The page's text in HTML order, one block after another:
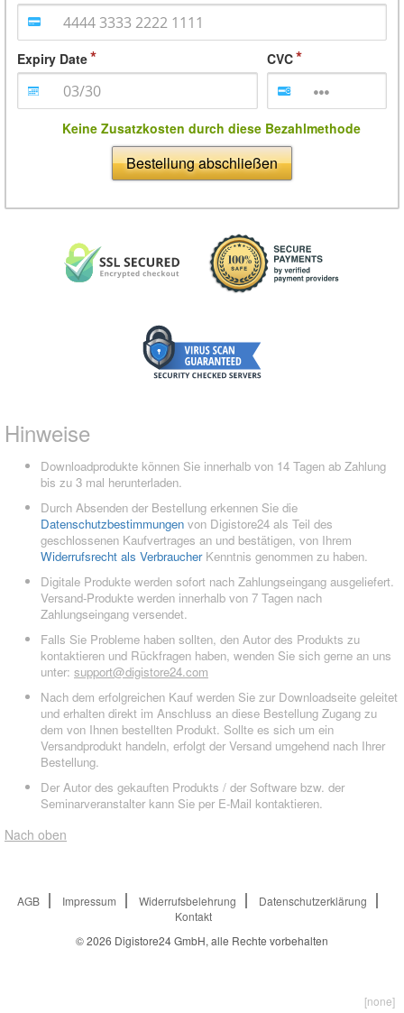
Expiry Date CVC
Keine Zusatzkosten durch diese Bezahlmethode
Bestellung abschließen
Hinweise
Downloadprodukte können Sie innerhalb von 14 Tagen ab Zahlung
bis zu 3 mal herunterladen.
Durch Absenden der Bestellung erkennen Sie die
Datenschutzbestimmungen von Digistore24 als Teil des
geschlossenen Kaufvertrages an und bestätigen, von Ihrem
Widerrufsrecht als VerbraucherKenntnis genommen zu haben.
Digitale Produkte werden sofort nach Zahlungseingang ausgeliefert.
Versand-Produkte werden innerhalb von 7 Tagen nach
Zahlungseingang versendet.
Falls Sie Probleme haben sollten, den Autor des Produkts zu
kontaktieren und Rückfragen haben, wenden Sie sich gerne an uns
unter: support@digistore24.com
Nach dem erfolgreichen Kauf werden Sie zur Downloadseite geleitet
und erhalten direkt im Anschluss an diese Bestellung Zugang zu
dem von Ihnen bestellten Produkt. Sollte es sich um ein
Versandprodukt handeln, erfolgt der Versand umgehend nach Ihrer
Bestellung.
Der Autor des gekauften Produkts / der Software bzw. der
Seminarveranstalter kann Sie per E-Mail kontaktieren.
Nach oben
AGB Impressum Widerrufsbelehrung
Datenschutzerklärung
Kontakt
© 2026 Digistore24 GmbH, alle Rechte vorbehalten
[none]